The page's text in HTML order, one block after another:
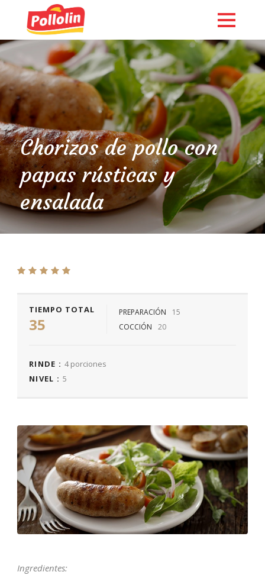
English
Chorizos de pollo con
papas rústicas y
ensalada
TIEMPO TOTAL
35
PREPARACIÓN
15
COCCIÓN
20
RINDE : 4 porciones
NIVEL : 5
Ingredientes: